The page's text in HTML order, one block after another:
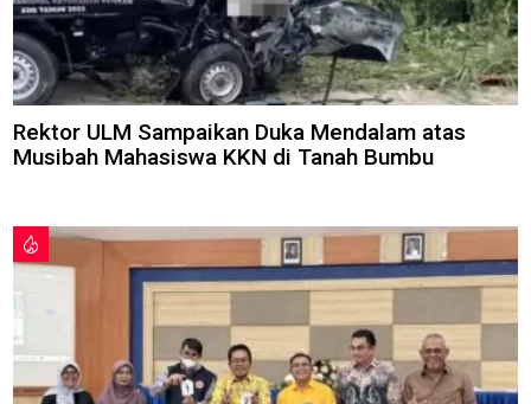
Rektor ULM Sampaikan Duka Mendalam atas
Musibah Mahasiswa KKN di Tanah Bumbu